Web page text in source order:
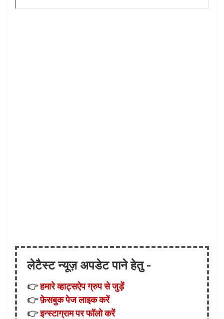
लेटैस्ट न्यूज़ अपडेट पाने हेतु -
👉हमारे व्हाट्सऐप ग्रुप से जुड़ें
👉फ़ेसबुक पेज लाइक करें
👉इन्स्टाग्राम पर फॉलो करें